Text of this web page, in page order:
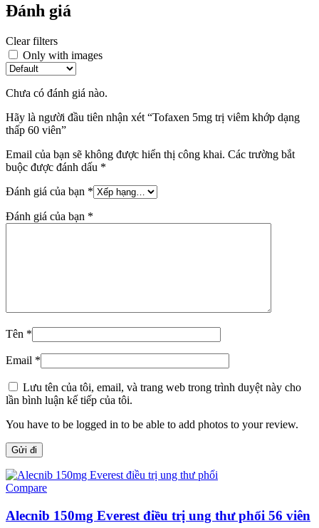
Đánh giá
Clear filters
Only with images
Chưa có đánh giá nào.
Hãy là người đầu tiên nhận xét “Tofaxen 5mg trị viêm khớp dạng
thấp 60 viên”
Email của bạn sẽ không được hiển thị công khai. Các trường bắt
buộc được đánh dấu *
Đánh giá của bạn *
Đánh giá của bạn *
Tên *
Email *
Lưu tên của tôi, email, và trang web trong trình duyệt này cho
lần bình luận kế tiếp của tôi.
You have to be logged in to be able to add photos to your review.
Compare
Alecnib 150mg Everest điều trị ung thư phổi 56 viên